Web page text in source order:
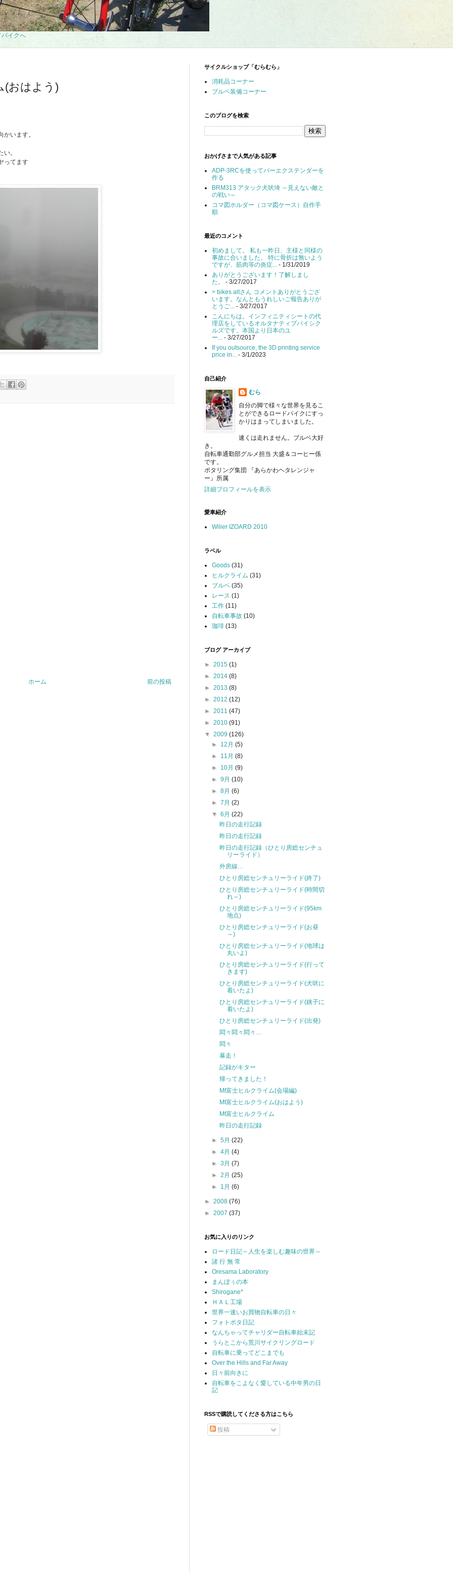
(おはよう)
います。
。
ってます
前の投稿
ホーム
サイクルショップ「むらむら」
消耗品コーナー
ブルベ装備コーナー
このブログを検索
おかげさまで人気がある記事
ADP-3RCを使ってバーエクステンダーを
作る
BRM313 アタック犬吠埼 ～見えない敵と
の戦い～
コマ図ホルダー（コマ図ケース）自作手
順
最近のコメント
初めまして。 私も一昨日、主様と同様の
事故に合いました。 特に骨折は無いよう
ですが、筋肉等の炎症... - 1/31/2019
ありがとうございます！了解しまし
た。
- 3/27/2017
> bikes altさん コメントありがとうござ
います。なんともうれしいご報告ありが
とうご... - 3/27/2017
こんにちは。インフィニティシートの代
理店をしているオルタナティブバイシク
ルズです。本国より日本のユ
ー... - 3/27/2017
If you outsource, the 3D printing service
price in... - 3/1/2023
自己紹介
むら
自分の脚で様々な世界を見るこ
とができるロードバイクにすっ
かりはまってしまいました。
速くは走れません。ブルベ大好
き。
自転車通勤部グルメ担当 大盛＆コーヒー係
です。
ポタリング集団 『あらかわヘタレンジャ
ー』所属
詳細プロフィールを表示
愛車紹介
Wilier IZOARD 2010
ラベル
Goods (31)
ヒルクライム (31)
ブルベ (35)
レース (1)
工作 (11)
自転車事故 (10)
珈琲 (13)
ブログ アーカイブ
► 2015 (1)
► 2014 (8)
► 2013 (8)
► 2012 (12)
► 2011 (47)
► 2010 (91)
▼ 2009 (126)
► 12月(5)
► 11月(8)
► 10月(9)
►9月(10)
►8月(6)
►7月(2)
▼6月(22)
昨日の走行記録
昨日の走行記録
昨日の走行記録（ひとり房総センチュ
リーライド）
外房線…
ひとり房総センチュリーライド(終了)
ひとり房総センチュリーライド(時間切
れ～)
ひとり房総センチュリーライド(95km
地点)
ひとり房総センチュリーライド(お昼
～)
ひとり房総センチュリーライド(地球は
丸いよ)
ひとり房総センチュリーライド(行って
きます)
ひとり房総センチュリーライド(犬吠に
着いたよ)
ひとり房総センチュリーライド(銚子に
着いたよ)
ひとり房総センチュリーライド(出発)
悶々悶々悶々…
悶々
暴走！
記録がキター
帰ってきました！
Mt富士ヒルクライム(会場編)
Mt富士ヒルクライム(おはよう)
Mt富士ヒルクライム
昨日の走行記録
►5月(22)
►4月(4)
►3月(7)
►2月(25)
► 1月(6)
► 2008 (76)
► 2007 (37)
お気に入りのリンク
ロード日記～人生を楽しむ趣味の世界～
諸 行 無 常
Oresama Laboratory
まんぼぅの本
Shirogane*
ＨＡＬ工場
世界一速いお買物自転車の日々
フォトポタ日記
なんちゃってチャリダー自転車始末記
うらとこから荒川サイクリングロード
自転車に乗ってどこまでも
Over the Hills and Far Away
日々前向きに
自転車をこよなく愛している中年男の日
記
RSSで購読してくださる方はこちら
投稿